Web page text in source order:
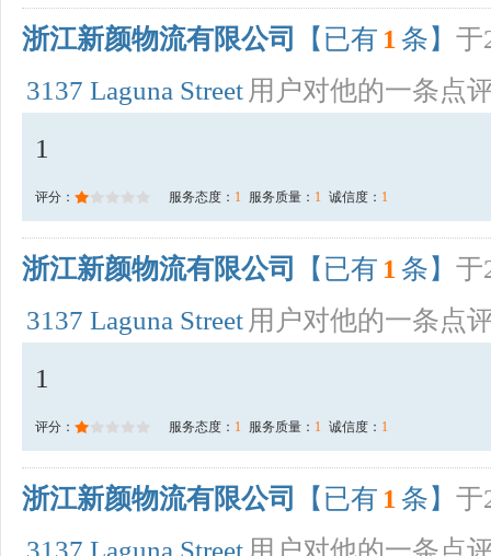
浙江新颜物流有限公司 【已有 1 条】 于
3137 Laguna Street 用户对他的一条点
1
评分： 服务态度： 1 服务质量： 1 诚信度： 1
浙江新颜物流有限公司 【已有 1 条】 于
3137 Laguna Street 用户对他的一条点
1
评分： 服务态度： 1 服务质量： 1 诚信度： 1
浙江新颜物流有限公司 【已有 1 条】 于
3137 Laguna Street 用户对他的一条点